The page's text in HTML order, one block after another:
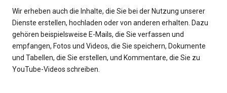
Wir erheben auch die Inhalte, die Sie bei der Nutzung unserer
Dienste erstellen, hochladen oder von anderen erhalten. Dazu
gehören beispielsweise E-Mails, die Sie verfassen und
empfangen, Fotos und Videos, die Sie speichern, Dokumente
und Tabellen, die Sie erstellen, und Kommentare, die Sie zu
YouTube-Videos schreiben.